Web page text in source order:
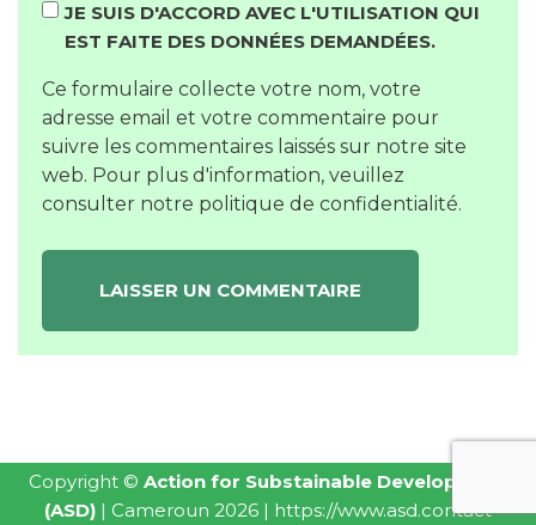
JE SUIS D'ACCORD AVEC L'UTILISATION QUI
EST FAITE DES DONNÉES DEMANDÉES.
Ce formulaire collecte votre nom, votre
adresse email et votre commentaire pour
suivre les commentaires laissés sur notre site
web. Pour plus d'information, veuillez
consulter notre politique de confidentialité.
Copyright © Action for Substainable Development
(ASD) | Cameroun 2026 | https://www.asd.contact